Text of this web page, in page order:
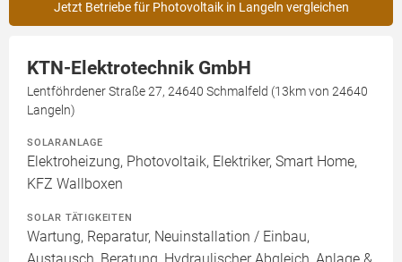
Jetzt Betriebe für Photovoltaik in Langeln vergleichen
KTN-Elektrotechnik GmbH
Lentföhrdener Straße 27, 24640 Schmalfeld (13km von 24640
Langeln)
SOLARANLAGE
Elektroheizung, Photovoltaik, Elektriker, Smart Home,
KFZ Wallboxen
SOLAR TÄTIGKEITEN
Wartung, Reparatur, Neuinstallation / Einbau,